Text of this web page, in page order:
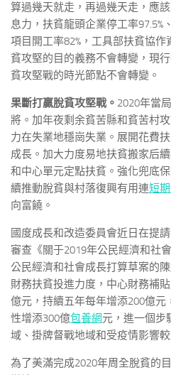
算過幾天就走，再過幾天走，應
息力，扶貧龍頭企業停工率97.5%
項目開工率82%，工具部扶貧協
貧攻堅的目的義務不會轉變，現
貧攻堅戰的時光節點不會轉變。
果斷打贏脫貧攻堅戰。 2020年當
將。加年夜剩余貧苦縣和貧苦村
力在失業地穩崗失業。展開花費
成長。加大力度易地扶貧搬家后
和中心單元定點扶貧。強化兜底
續推動脫貧與村落復興有用連短
向富饒。
國度成長和改造委員會近日在提
審查《關于2019年公民經濟和社
公民經濟和社會成長打算草案的
財務扶貧投進力度，中心財務補
億元，持續五年每年增添200億
性增添300億包養網元，進一個步
域、掛牌督戰地域和受疫情影響
為了美滿完成2020年周全脫貧的